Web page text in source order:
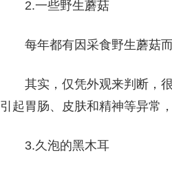
2.一些野生蘑菇
每年都有因采食野生蘑菇
其实，仅凭外观来判断，
引起胃肠、皮肤和精神等异常
3.久泡的黑木耳